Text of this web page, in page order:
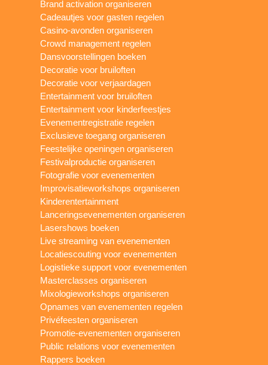
Brand activation organiseren
Cadeautjes voor gasten regelen
Casino-avonden organiseren
Crowd management regelen
Dansvoorstellingen boeken
Decoratie voor bruiloften
Decoratie voor verjaardagen
Entertainment voor bruiloften
Entertainment voor kinderfeestjes
Evenementregistratie regelen
Exclusieve toegang organiseren
Feestelijke openingen organiseren
Festivalproductie organiseren
Fotografie voor evenementen
Improvisatieworkshops organiseren
Kinderentertainment
Lanceringsevenementen organiseren
Lasershows boeken
Live streaming van evenementen
Locatiescouting voor evenementen
Logistieke support voor evenementen
Masterclasses organiseren
Mixologieworkshops organiseren
Opnames van evenementen regelen
Privéfeesten organiseren
Promotie-evenementen organiseren
Public relations voor evenementen
Rappers boeken